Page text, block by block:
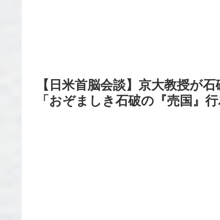
【日米首脳会談】京大教授が
「おぞましき石破の『売国』